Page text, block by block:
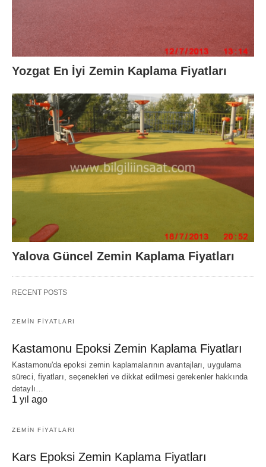
Yozgat En İyi Zemin Kaplama Fiyatları
Yalova Güncel Zemin Kaplama Fiyatları
RECENT POSTS
ZEMIN FIYATLARI
Kastamonu Epoksi Zemin Kaplama Fiyatları
Kastamonu'da epoksi zemin kaplamalarının avantajları, uygulama
süreci, fiyatları, seçenekleri ve dikkat edilmesi gerekenler hakkında
detaylı…
1 yıl ago
ZEMIN FIYATLARI
Kars Epoksi Zemin Kaplama Fiyatları